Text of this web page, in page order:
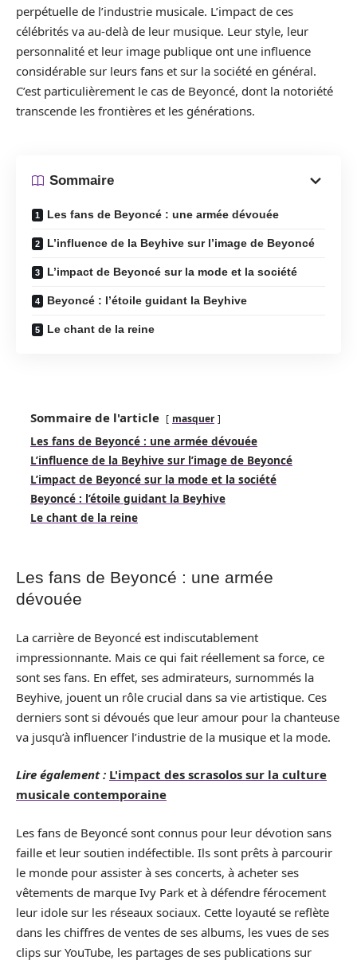
perpétuelle de l’industrie musicale. L’impact de ces
célébrités va au-delà de leur musique. Leur style, leur
personnalité et leur image publique ont une influence
considérable sur leurs fans et sur la société en général.
C’est particulièrement le cas de Beyoncé, dont la notoriété
transcende les frontières et les générations.
Sommaire
Les fans de Beyoncé : une armée dévouée
L’influence de la Beyhive sur l’image de Beyoncé
L’impact de Beyoncé sur la mode et la société
Beyoncé : l’étoile guidant la Beyhive
Le chant de la reine
Sommaire de l'article masquer
Les fans de Beyoncé : une armée dévouée
L’influence de la Beyhive sur l’image de Beyoncé
L’impact de Beyoncé sur la mode et la société
Beyoncé : l’étoile guidant la Beyhive
Le chant de la reine
Les fans de Beyoncé : une armée
dévouée
La carrière de Beyoncé est indiscutablement
impressionnante. Mais ce qui fait réellement sa force, ce
sont ses fans. En effet, ses admirateurs, surnommés la
Beyhive, jouent un rôle crucial dans sa vie artistique. Ces
derniers sont si dévoués que leur amour pour la chanteuse
va jusqu’à influencer l’industrie de la musique et la mode.
Lire également : L'impact des scrasolos sur la culture
musicale contemporaine
Les fans de Beyoncé sont connus pour leur dévotion sans
faille et leur soutien indéfectible. Ils sont prêts à parcourir
le monde pour assister à ses concerts, à acheter ses
vêtements de marque Ivy Park et à défendre férocement
leur idole sur les réseaux sociaux. Cette loyauté se reflète
dans les chiffres de ventes de ses albums, les vues de ses
clips sur YouTube, les partages de ses publications sur